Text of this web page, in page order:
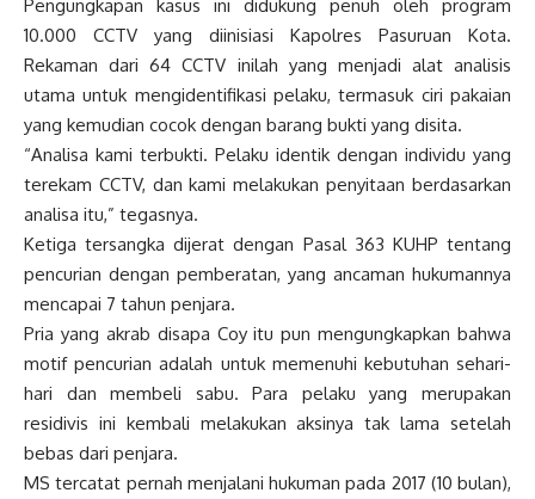
Pengungkapan kasus ini didukung penuh oleh program
10.000 CCTV yang diinisiasi Kapolres Pasuruan Kota.
Rekaman dari 64 CCTV inilah yang menjadi alat analisis
utama untuk mengidentifikasi pelaku, termasuk ciri pakaian
yang kemudian cocok dengan barang bukti yang disita.
“Analisa kami terbukti. Pelaku identik dengan individu yang
terekam CCTV, dan kami melakukan penyitaan berdasarkan
analisa itu,” tegasnya.
Ketiga tersangka dijerat dengan Pasal 363 KUHP tentang
pencurian dengan pemberatan, yang ancaman hukumannya
mencapai 7 tahun penjara.
Pria yang akrab disapa Coy itu pun mengungkapkan bahwa
motif pencurian adalah untuk memenuhi kebutuhan sehari-
hari dan membeli sabu. Para pelaku yang merupakan
residivis ini kembali melakukan aksinya tak lama setelah
bebas dari penjara.
MS tercatat pernah menjalani hukuman pada 2017 (10 bulan),